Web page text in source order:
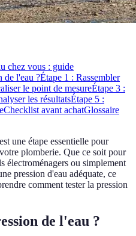
chez vous : guide
de l'eau ?Étape 1 : Rassembler
le point de mesureÉtape 3 :
les résultatsÉtape 5 :
Checklist avant achatGlossaire
une étape essentielle pour
plomberie. Que ce soit pour
électroménagers ou simplement
pression d'eau adéquate, ce
comment tester la pression
de l'eau ?